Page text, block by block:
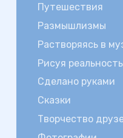
Путешествия
Размышлизмы
Растворяясь в
Рисуя реальность
Сделано руками
Сказки
Творчество